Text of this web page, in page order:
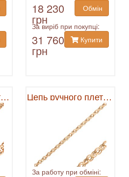
18 230
грн
Обмін
За виріб при покупці:
31 760
грн
Купити
Цепь ручного плетения Цепь ручного плетения
За работу при обміні: